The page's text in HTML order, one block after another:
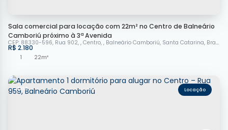
Sala comercial para locação com 22m² no Centro de Balneário
Camboriú próximo à 3ª Avenida
R$ 2.180
CEP: 88330-596, Rua 902 , Centro , Balneário Camboriú, Santa Catarina, Brasil
1
22m²
4233